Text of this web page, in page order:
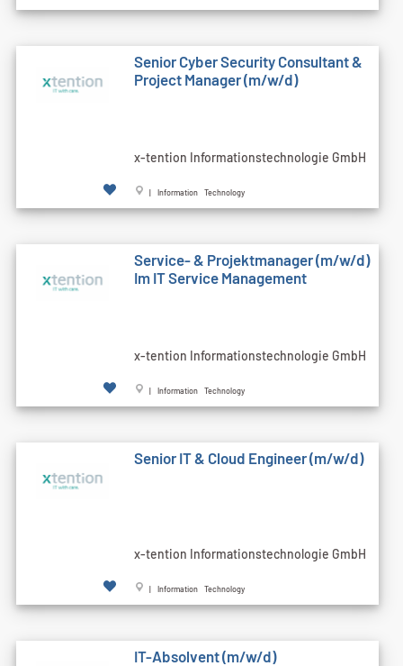
Senior Cyber Security Consultant &
Project Manager (m/w/d)
x-tention Informationstechnologie GmbH
| Information Technology
Service- & Projektmanager (m/w/d)
Im IT Service Management
x-tention Informationstechnologie GmbH
| Information Technology
Senior IT & Cloud Engineer (m/w/d)
x-tention Informationstechnologie GmbH
| Information Technology
IT-Absolvent (m/w/d)